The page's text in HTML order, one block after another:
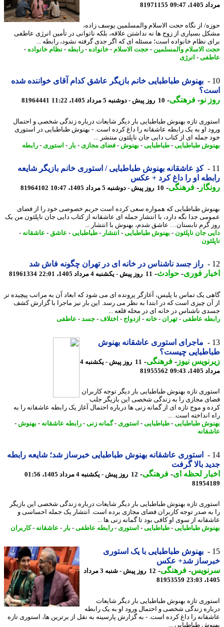
09:47
81971155
از نگاه حجت الاسلام والمسلمین یوسف زاده،
بسیاری از زوج ها نه نداشتن علاقه، بلکه ناتوانی در تأمین انرژی عاطفی
نظام خانواده است؛ مسئله ای که اگر جدی گرفته نشود، رابطه ...
الاسلام والمسلمین-حجت الاسلام-خانواده- رابطه -نظام خانواده-
-انرژی
بهنوش طباطبایی خانم بازیگر عاشق کدام آقای خواننده شده
نو- فرهنگی-10 روز پیش - دوشنبه 5 مرداد 1405، 11:22 81964441
تازه بهنوش طباطبایی بار دیگر شایعات درباره زندگی شخصی و احتمال
او به یک رابطه عاشقانه را داغ کرده است. - بهنوش طباطبایی در استوری
جمله ای از کتاب دایی جان ناپلئون منتشر ...
طباطبایی-طباطبایی-بهنوش-فضای مجازی- بار - استوری- رابطه
کدِ عاشقانه بهنوش طباطبایی / استوری خانم بازیگر شایعه
او را داغ کرد + عکس
-فرهنگی-10 روز پیش - دوشنبه 5 مرداد 1405، 10:47 81964102
طباطبایی که همواره سعی کرده است حریم خصوصی خود را از فضای
جدا نگه دارد، با انتشار جمله ای عاشقانه از کتاب دایی جان ناپلئون من یک
گرم تابستان… عاشق شدم، بهنوش با انتشار ...
جان ناپلئون-بهنوش طباطبایی-انتشار-طباطبایی-عاشق-عاشقانه-
راز جسد ناشناس در خانه ای در تهران چگونه فاش شد
فوری- حوادث -11 روز پیش - یکشنبه 4 مرداد 1405، 22:01 81961334
یک تماس با پلیس، آغازگر پرونده ای می شود که ابعاد آن به مراتب پیچیده تر
چیزی است که در ابتدا به نظر می رسد. این بار نیز ماجرا با گزارش کشف
ناشناس در خانه ای در محله قلعه ...
عاطفی-تهران- خانه -ازدواج -اختلاف-جسد-عاطفی
ماجرای استوری عاشقانه بهنوش
چیست؟
نیوز-فرهنگی-
11 روز پیش - یکشنبه 4
09:43
81955562
تازه بهنوش طباطبایی بار دیگر توجه کاربران
مجازی را به زندگی شخصی این بازیگر جلب
و موج تازه ای از گمانه زنی ها درباره احتمال آغاز یک رابطه عاشقانه را به
انداخته است. ...
طباطبایی-طباطبایی-استوری- گمانه زنی - رابطه عاشقانه-بهنوش-
استوری عاشقانه بهنوش طباطبایی خبرساز شد؛ شایعه رابطه
بالا گرفت
لحظه ای- فرهنگی-12 روز پیش - یکشنبه 4 مرداد 1405، 01:56
تازه بهنوش طباطبایی بار دیگر شایعات درباره زندگی شخصی این بازیگر
صدر توجه کاربران فضای مجازی برده است. انتشار یک جمله احساسی و
از سوی او کافی بود تا گمانه زنی ها ...
طباطبایی-طباطبایی-استوری- رابطه عاطفی-بار - عاشقانه-کاربران
بهنوش طباطبایی با یک استوری
شد+ عکس
-فرهنگی-
12 روز پیش - شنبه 3 مرداد
81953559
تازه بهنوش طباطبایی بار دیگر شایعات
زندگی شخصی و احتمال ورود او به یک رابطه
را داغ کرده است. - به گزارش پارسینه به نقل از برترین ها، استوری تازه
طباطبایی ...